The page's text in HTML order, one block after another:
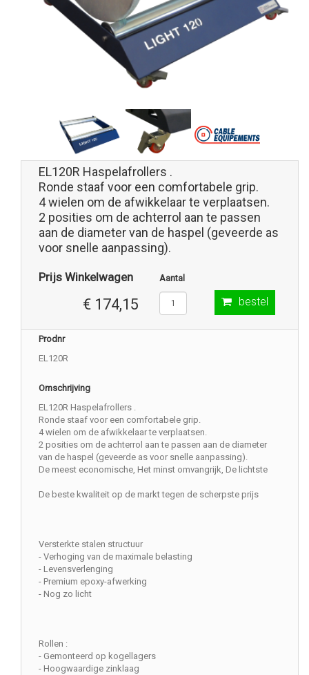
EL120R Haspelafrollers .
Ronde staaf voor een comfortabele grip.
4 wielen om de afwikkelaar te verplaatsen.
2 posities om de achterrol aan te passen
aan de diameter van de haspel (geveerde as
voor snelle aanpassing).
Prijs Winkelwagen
€ 174,15
Aantal
bestel
Prodnr
EL120R
Omschrijving
EL120R Haspelafrollers .
Ronde staaf voor een comfortabele grip.
4 wielen om de afwikkelaar te verplaatsen.
2 posities om de achterrol aan te passen aan de diameter
van de haspel (geveerde as voor snelle aanpassing).
De meest economische, Het minst omvangrijk, De lichtste
De beste kwaliteit op de markt tegen de scherpste prijs
Versterkte stalen structuur
- Verhoging van de maximale belasting
- Levensverlenging
- Premium epoxy-afwerking
- Nog zo licht
Rollen :
- Gemonteerd op kogellagers
- Hoogwaardige zinklaag